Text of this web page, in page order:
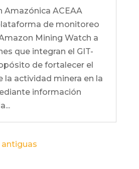
Amazónica ACEAA
de monitoreo
Mining Watch a
que integran el GIT-
de fortalecer el
la actividad minera en la
información
antiguas